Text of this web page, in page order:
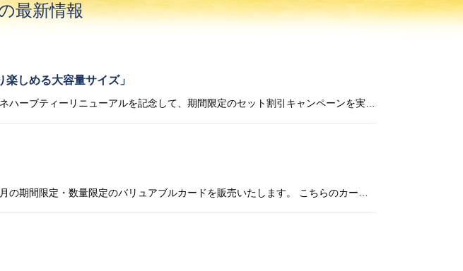
最新情報
しめる大容量サイズ」